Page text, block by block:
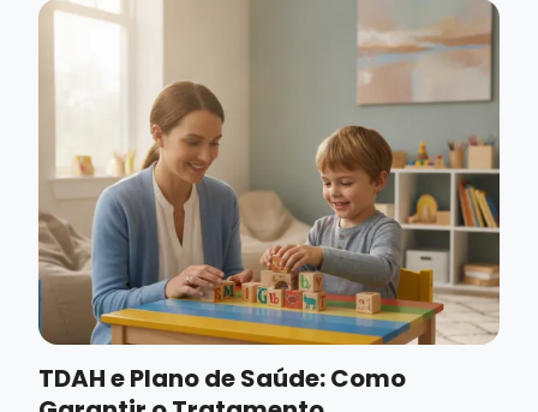
TDAH e Plano de Saúde: Como